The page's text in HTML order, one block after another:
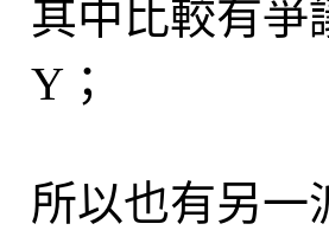
其中比較有爭
Y；
所以也有另一